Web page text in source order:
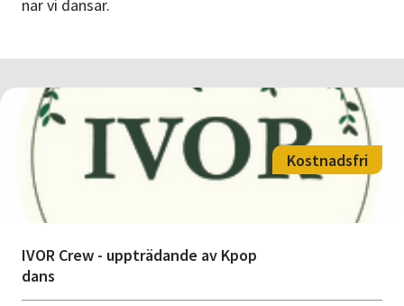
när vi dansar.
IVOR Crew - uppträdande av Kpop
dans
Kostnadsfri